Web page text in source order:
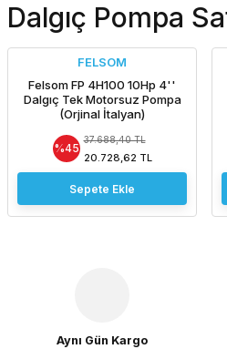
Dalgıç Pompa
FELSOM
Felsom FP 4H100 10Hp 4''
Dalgıç Tek Motorsuz Pompa
(Orjinal İtalyan)
%45
37.688,40 TL
20.728,62 TL
Sepete Ekle
Aynı Gün Kargo